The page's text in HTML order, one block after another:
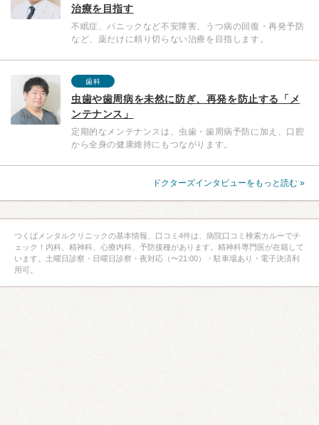
治療を目指す
不眠症、パニックなど不安障害、うつ病の回復・再発予防
など、薬だけに頼り切らない治療を目指します。
歯科
虫歯や歯周病を未然に防ぎ、再発を防止する「メ
ンテナンス」
定期的なメンテナンスは、虫歯・歯周病予防に加え、口腔
から全身の健康維持にもつながります。
ドクターズインタビューをもっと読む »
つくばメンタルクリニックの基本情報、口コミ4件は、病院口コミ検索カルーでチ
ェック！内科、精神科、心療内科、予防接種があります。精神科専門医が在籍して
います。土曜日診察・日曜日診察・夜対応（〜21:00）・駐車場あり・電子決済利
用可。